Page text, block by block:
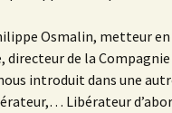
Osmalin, metteur
directeur de la
introduit dans une
Libérateur